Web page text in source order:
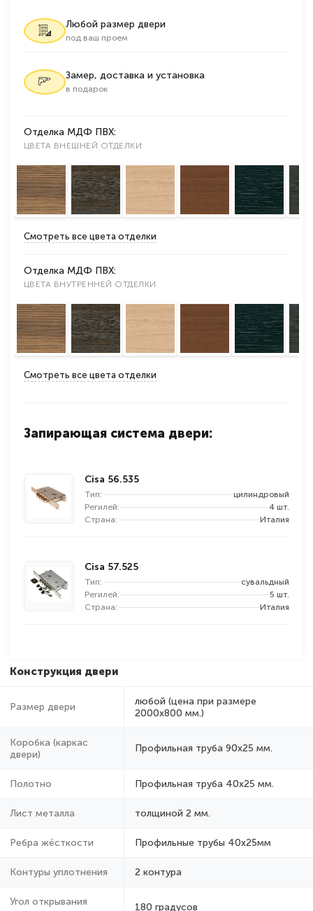
Любой размер двери
под ваш проем
Замер, доставка и установка
в подарок
Отделка МДФ ПВХ:
ЦВЕТА ВНЕШНЕЙ ОТДЕЛКИ
Смотреть все цвета отделки
Отделка МДФ ПВХ:
ЦВЕТА ВНУТРЕННЕЙ ОТДЕЛКИ
Смотреть все цвета отделки
Запирающая система двери:
Cisa 56.535
Тип:
цилиндровый
Регилей:
4 шт.
Страна:
Италия
Cisa 57.525
Тип:
сувальдный
Регилей:
5 шт.
Страна:
Италия
Конструкция двери
Размер двери
любой (цена при размере
2000x800 мм.)
Коробка (каркас
двери)
Профильная труба 90х25 мм.
Полотно Профильная труба 40х25 мм.
Лист металла толщиной 2 мм.
Ребра жёсткости Профильные трубы 40х25мм
Контуры уплотнения 2 контура
Угол открывания
180 градусов